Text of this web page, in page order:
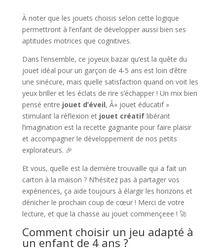
À noter que les jouets choisis selon cette logique
permettront à l’enfant de développer aussi bien ses
aptitudes motrices que cognitives.
Dans l’ensemble, ce joyeux bazar qu’est la quête du
jouet idéal pour un garçon de 4-5 ans est loin d’être
une sinécure, mais quelle satisfaction quand on voit les
yeux briller et les éclats de rire s’échapper ! Un mix bien
pensé entre jouet d’éveil, Â« jouet éducatif »
stimulant la réflexion et jouet créatiflibérant
l’imagination est la recette gagnante pour faire plaisir
et accompagner le développement de nos petits
explorateurs. 🎉
Et vous, quelle est la dernière trouvaille qui a fait un
carton à la maison ? N’hésitez pas à partager vos
expériences, ça aide toujours à élargir les horizons et
dénicher le prochain coup de cœur ! Merci de votre
lecture, et que la chasse au jouet commençeee ! 🚀
Comment choisir un jeu adapté à
un enfant de 4 ans ?